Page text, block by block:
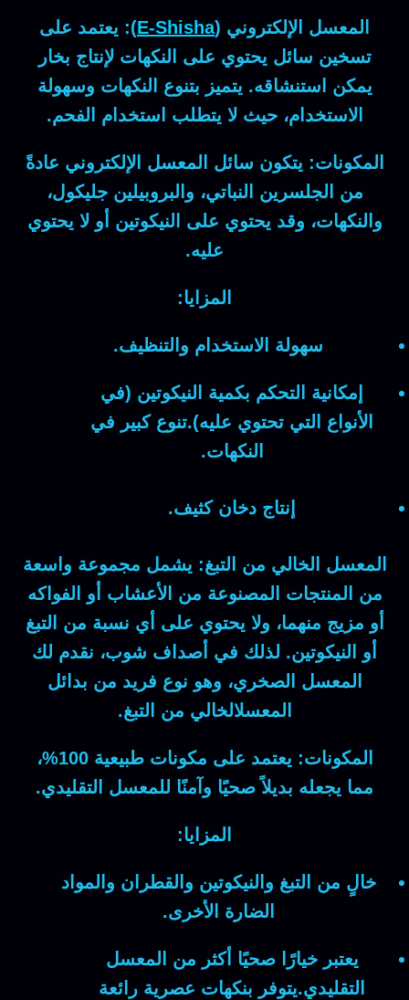
المعسل الإلكتروني (E-Shisha
): يعتمد على
تسخين سائل يحتوي على النكهات لإنتاج بخار
يمكن استنشاقه. يتميز بتنوع النكهات وسهولة
الاستخدام، حيث لا يتطلب استخدام الفحم.
المكونات: يتكون سائل المعسل الإلكتروني عادةً
من الجلسرين النباتي، والبروبيلين جليكول،
والنكهات، وقد يحتوي على النيكوتين أو لا يحتوي
عليه.
المزايا:
سهولة الاستخدام والتنظيف.
إمكانية التحكم بكمية النيكوتين (في
الأنواع التي تحتوي عليه).تنوع كبير في
النكهات.
إنتاج دخان كثيف.
المعسل الخالي من التبغ: يشمل مجموعة واسعة
من المنتجات المصنوعة من الأعشاب أو الفواكه
أو مزيج منهما، ولا يحتوي على أي نسبة من التبغ
أو النيكوتين. لذلك في أصداف شوب، نقدم لك
المعسل الصخري، وهو نوع فريد من بدائل
المعسلالخالي من التبغ.
المكونات:
يعتمد على مكونات طبيعية 100%،
مما يجعله بديلاً صحيًا وآمنًا للمعسل التقليدي.
المزايا:
خالٍ من التبغ والنيكوتين والقطران والمواد
الضارة الأخرى.
يعتبر خيارًا صحيًا أكثر من المعسل
التقليدي.يتوفر بنكهات عصرية رائعة